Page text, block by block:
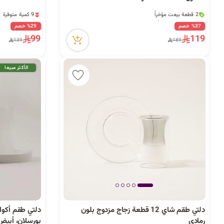
27 مشاهدة مؤخراً
2 قطعة بيعت مؤخراً
27 مشاهدة مؤخراً
%37 خصم
119
189
7 مشاهدة مؤخراً
9 كمية متوفرة
7 مشاهدة مؤخراً
%29 خصم
99
139
دلتي طقم شاي 12 قطعة زجاج مزدوج بلون
رمادي
الأكثر مبيعا
بورسلان،